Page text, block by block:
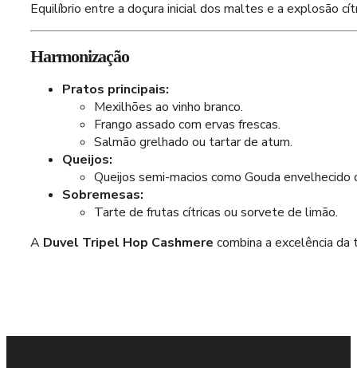
Equilíbrio entre a doçura inicial dos maltes e a explosão
Harmonização
Pratos principais:
Mexilhões ao vinho branco.
Frango assado com ervas frescas.
Salmão grelhado ou tartar de atum.
Queijos:
Queijos semi-macios como Gouda envelhecido
Sobremesas:
Tarte de frutas cítricas ou sorvete de limão.
A Duvel Tripel Hop Cashmere combina a excelência